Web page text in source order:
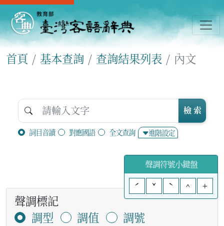
首頁 基本查詢 查詢結果列表 內文
詞目音讀 對應國語 全文查詢 進階設定
檢 索
聲調符號小鍵盤
ˊ
ˇ ˋ ^ +
聲調標記
調型
調值
調號